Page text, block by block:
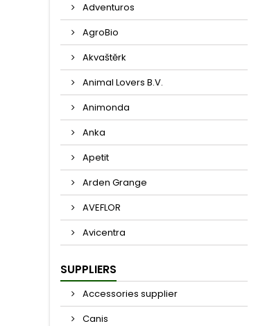
Adventuros
AgroBio
Akvaštěrk
Animal Lovers B.V.
Animonda
Anka
Apetit
Arden Grange
AVEFLOR
Avicentra
SUPPLIERS
Accessories supplier
Canis